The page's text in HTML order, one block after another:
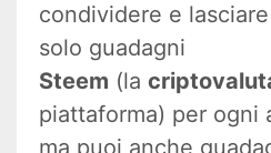
condividere e
solo guadagni
Steem (la
piattaforma) per ogni